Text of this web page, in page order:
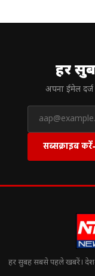
हर
अपना ईमेल
सब्सक्राइब करें
हर सुबह सबसे पहले खबरें। देश-